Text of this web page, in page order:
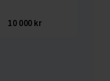
10 000 kr